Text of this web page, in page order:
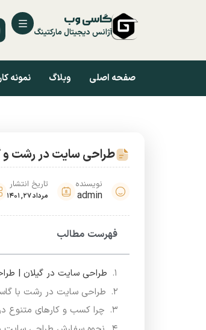
گاسی وب
آژانس دیجیتال مارکتینگ
صفحه اصلی وبلاگ نمونه
طراحی سایت در رشت
نویسنده
admin
تاریخ انتشار
مرداد 27, 1401
فهرست مطالب
طراحی سایت در گیلان |
طراحی سایت در رشت با
چرا کسب و کارهای متنوع